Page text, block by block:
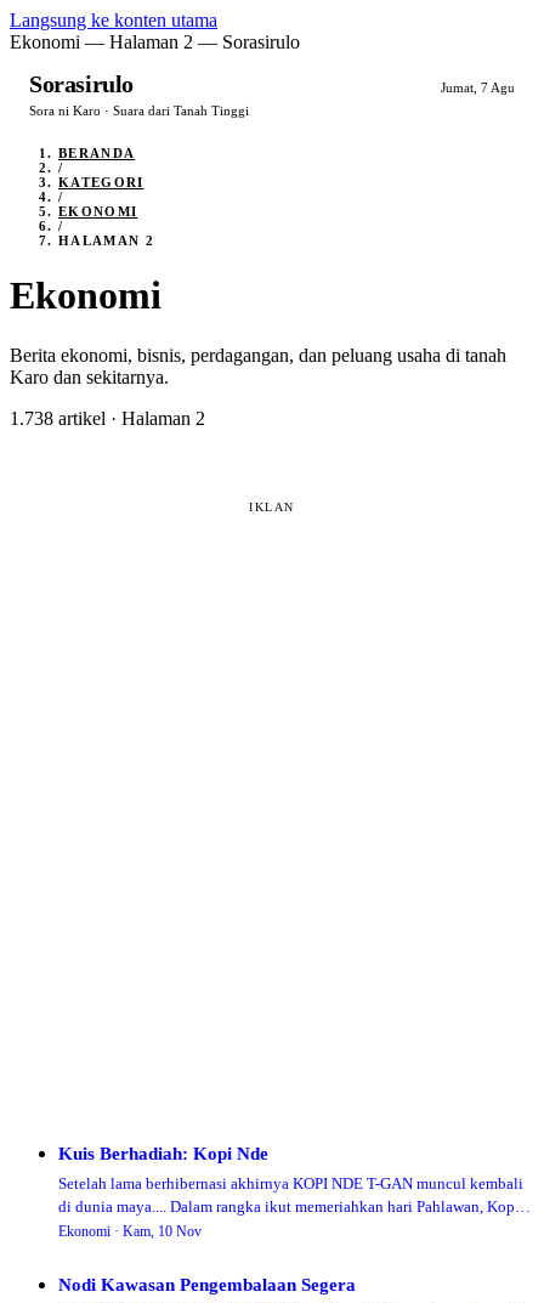
Langsung ke konten utama
Ekonomi — Halaman 2 — Sorasirulo
Sorasirulo
Jumat, 7 Agu
Sora ni Karo · Suara dari Tanah Tinggi
BERANDA
/
KATEGORI
/
EKONOMI
/
HALAMAN 2
Ekonomi
Berita ekonomi, bisnis, perdagangan, dan peluang usaha di tanah
Karo dan sekitarnya.
1.738 artikel · Halaman 2
IKLAN
Kuis Berhadiah: Kopi Nde
Setelah lama berhibernasi akhirnya KOPI NDE T-GAN muncul kembali
di dunia maya.... Dalam rangka ikut memeriahkan hari Pahlawan, Kopi
Nde T-Gan kembali mengge…
Ekonomi · Kam, 10 Nov
Nodi Kawasan Pengembalaan Segera